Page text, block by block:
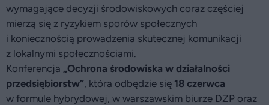
wymagające decyzji środowiskowych coraz częściej
mierzą się z ryzykiem sporów społecznych
i koniecznością prowadzenia skutecznej komunikacji
z lokalnymi społecznościami.
Konferencja „Ochrona środowiska w działalności
przedsiębiorstw”, która odbędzie się 18 czerwca
w formule hybrydowej, w warszawskim biurze DZP oraz